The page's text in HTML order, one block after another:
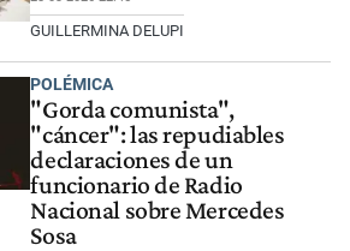
GUILLERMINA DELUPI
POLÉMICA
"Gorda comunista",
"cáncer": las repudiables
declaraciones de un
funcionario de Radio
Nacional sobre Mercedes
Sosa